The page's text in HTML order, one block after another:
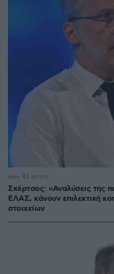
Σκέρτσος: «Αναλύσεις της
ΕΛΑΣ, κάνουν επιλεκτική
στοιχείων
πριν 43 λεπτά